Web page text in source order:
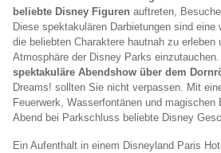
beliebte Disney Figuren auftreten,
Diese spektakulären Darbietungen sind eine
die beliebten Charaktere hautnah zu erleben
Atmosphäre der Disney Parks
spektakuläre Abendshow über dem
Dreams! sollten Sie nicht verpassen. Mit
Feuerwerk, Wasserfontänen und magischen
Abend bei Parkschluss beliebte Disney
Ein Aufenthalt in einem Disneyland Paris